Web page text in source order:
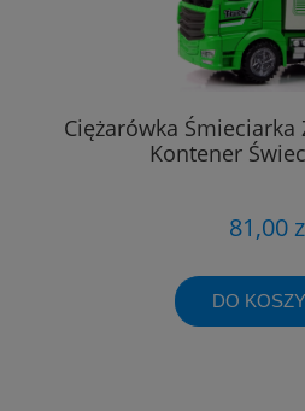
Ciężarówka
Kontener
81,00
DO